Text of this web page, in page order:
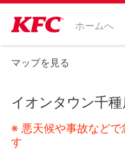
ホームへ
マップを見る
イオンタウン千
※ 悪天候や事故などで
す